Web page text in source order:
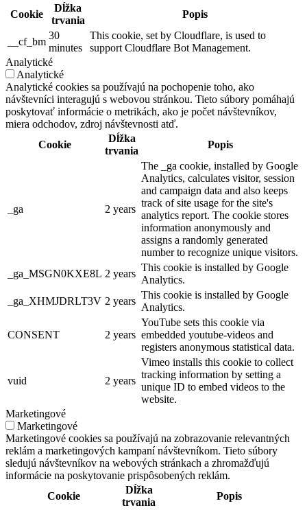
Cookie
Dĺžka
trvania
Popis
__cf_bm
30
minutes
This cookie, set by Cloudflare, is used to
support Cloudflare Bot Management.
Analytické
Analytické
Analytické cookies sa používajú na pochopenie toho, ako
návštevníci interagujú s webovou stránkou. Tieto súbory pomáhajú
poskytovať informácie o metrikách, ako je počet návštevníkov,
miera odchodov, zdroj návštevnosti atď.
Cookie
Dĺžka
trvania
Popis
_ga 2 years
The _ga cookie, installed by Google
Analytics, calculates visitor, session
and campaign data and also keeps
track of site usage for the site's
analytics report. The cookie stores
information anonymously and
assigns a randomly generated
number to recognize unique visitors.
_ga_MSGN0KXE8L 2 years
This cookie is installed by Google
Analytics.
_ga_XHMJDRLT3V 2 years
This cookie is installed by Google
Analytics.
CONSENT 2 years
YouTube sets this cookie via
embedded youtube-videos and
registers anonymous statistical data.
vuid 2 years
Vimeo installs this cookie to collect
tracking information by setting a
unique ID to embed videos to the
website.
Marketingové
Marketingové
Marketingové cookies sa používajú na zobrazovanie relevantných
reklám a marketingových kampaní návštevníkom. Tieto súbory
sledujú návštevníkov na webových stránkach a zhromažďujú
informácie na poskytovanie prispôsobených reklám.
Cookie
Dĺžka
trvania
Popis